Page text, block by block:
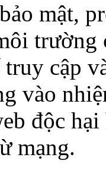
mật,
trường
truy cập
vào
độc
mạng.